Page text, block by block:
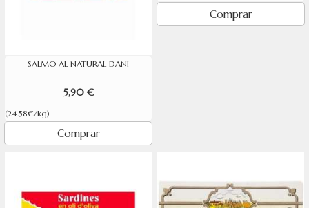
SALMO AL NATURAL DANI
5,90 €
(24.58€/kg)
Comprar
Comprar